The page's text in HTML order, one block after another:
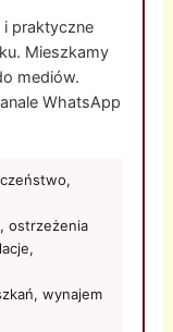
praktyczne
Mieszkamy
mediów.
WhatsApp
ostrzeżenia
wynajem